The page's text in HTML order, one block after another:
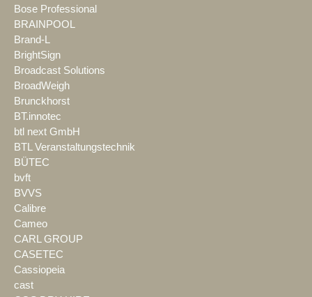
Bose Professional
BRAINPOOL
Brand-L
BrightSign
Broadcast Solutions
BroadWeigh
Brunckhorst
BT.innotec
btl next GmbH
BTL Veranstaltungstechnik
BÜTEC
bvft
BVVS
Calibre
Cameo
CARL GROUP
CASETEC
Cassiopeia
cast